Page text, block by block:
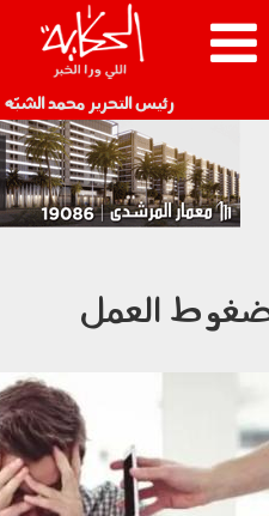
رئيس التحرير محمد الشبّه
العمل
290402.jpg